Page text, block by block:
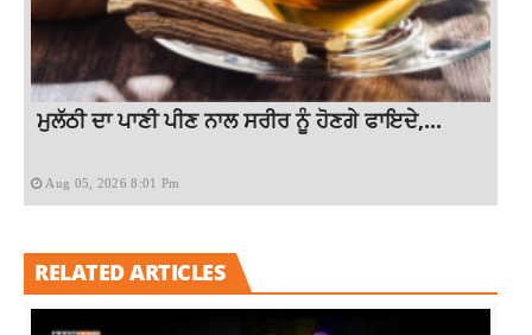
ਮੁਲੱਠੀ ਦਾ ਪਾਣੀ ਪੀਣ ਨਾਲ ਸਰੀਰ ਨੂੰ ਹੋਣਗੇ ਫਾਇਦੇ,...
Aug 05, 2026 8:01 Pm
RELATED ARTICLES